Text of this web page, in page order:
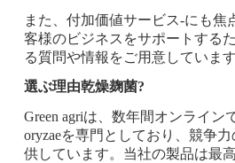
また、付加価値サービス-にも焦
客様のビジネスをサポートする
る質問や情報をご用意しています
選ぶ理由乾燥麹菌?
Green agriは、数年間オンライン
oryzaeを専門としており、競争
供しています。当社の製品は最